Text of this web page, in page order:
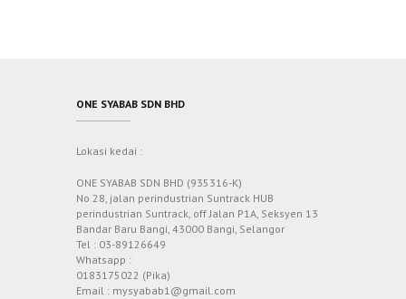
ONE SYABAB SDN BHD
Lokasi kedai :
ONE SYABAB SDN BHD (935316-K)
No 28, jalan perindustrian Suntrack HUB
perindustrian Suntrack, off Jalan P1A, Seksyen 13
Bandar Baru Bangi, 43000 Bangi, Selangor
Tel : 03-89126649
Whatsapp :
0183175022 (Pika)
Email : mysyabab1@gmail.com